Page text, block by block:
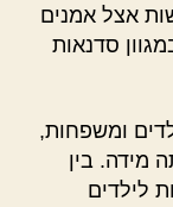
אצל אמנים
סדנאות
ומשפחות,
מידה. בין
לילדים